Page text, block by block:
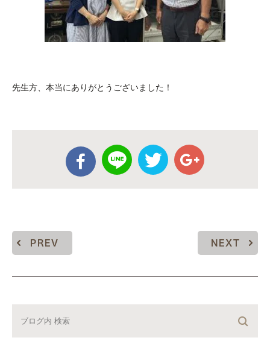
先生方、本当にありがとうございました！
PREV NEXT